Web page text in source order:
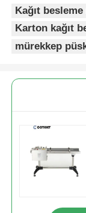
Fiber Lazer
Elde
CO2 Lazer
UV Lazer
Tj mürekkep
Endüstriyel
Kağıt
Karton kağıt
mürekkep